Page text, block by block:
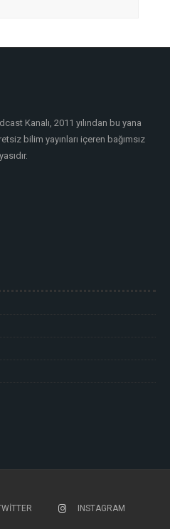
Kanalı, 2011 yılından bu yana
bilim yayınları içeren bağımsız
INSTAGRAM